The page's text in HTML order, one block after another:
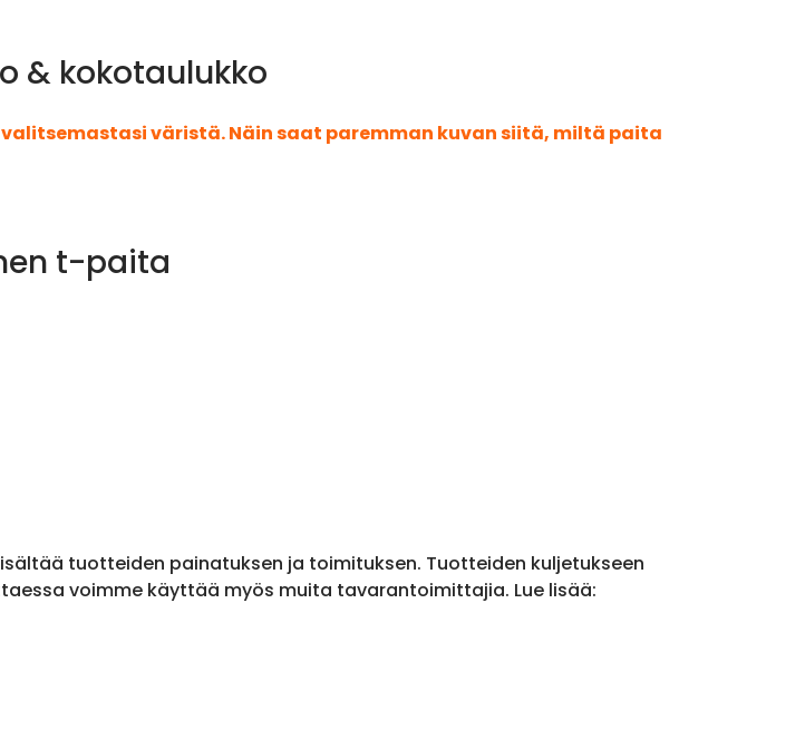
& kokotaulukko
valitsemastasi väristä. Näin saat paremman kuvan siitä, miltä paita
t-paita
tuotteiden painatuksen ja toimituksen. Tuotteiden kuljetukseen
voimme käyttää myös muita tavarantoimittajia. Lue lisää: